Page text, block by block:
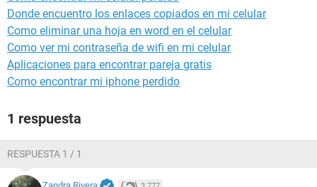
Donde encuentro los enlaces copiados en mi celular
Como eliminar una hoja en word en el celular
Como ver mi contraseña de wifi en mi celular
Aplicaciones para encontrar pareja gratis
Como encontrar mi iphone perdido
1 respuesta
RESPUESTA 1 / 1